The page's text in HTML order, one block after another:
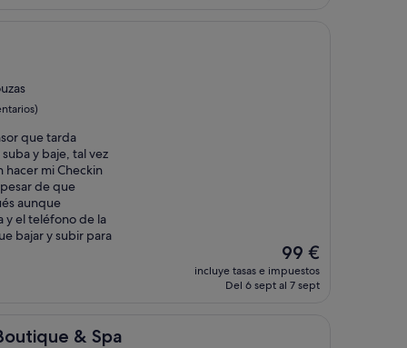
que tarda
y baje, tal vez
hacer mi Checkin
de que
aunque
el teléfono de la
bajar y subir para
El
precio
actual
99 €
incluye tasas e impuestos
Del 6 sept al 7 sept
& Spa
Spa